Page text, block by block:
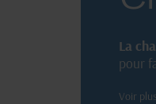
La
pour
Voir plus